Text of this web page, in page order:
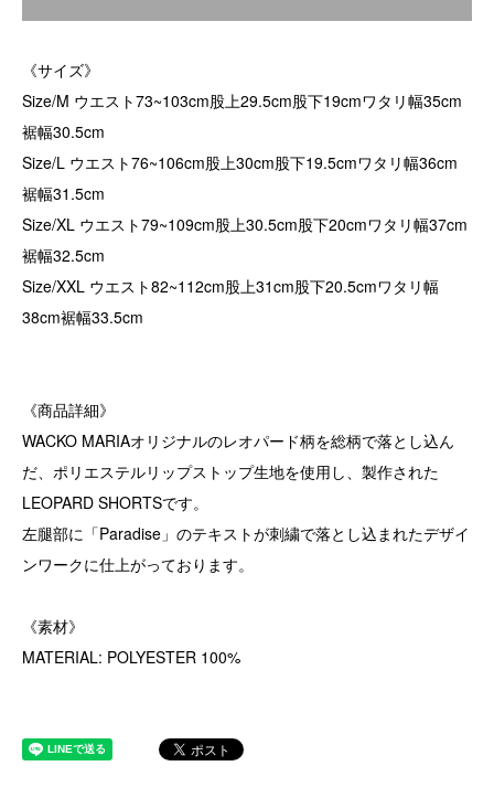
《サイズ》
Size/M ウエスト73~103cm股上29.5cm股下19cmワタリ幅35cm
裾幅30.5cm
Size/L ウエスト76~106cm股上30cm股下19.5cmワタリ幅36cm
裾幅31.5cm
Size/XL ウエスト79~109cm股上30.5cm股下20cmワタリ幅37cm
裾幅32.5cm
Size/XXL ウエスト82~112cm股上31cm股下20.5cmワタリ幅
38cm裾幅33.5cm
《商品詳細》
WACKO MARIAオリジナルのレオパード柄を総柄で落とし込ん
だ、ポリエステルリップストップ生地を使用し、製作された
LEOPARD SHORTSです。
左腿部に「Paradise」のテキストが刺繍で落とし込まれたデザイ
ンワークに仕上がっております。
《素材》
MATERIAL: POLYESTER 100%